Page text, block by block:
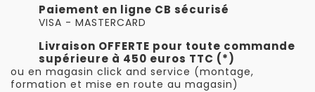
Paiement en ligne CB sécurisé
VISA - MASTERCARD
Livraison OFFERTE pour toute commande
supérieure à 450 euros TTC (*)
ou en magasin click and service (montage,
formation et mise en route au magasin)